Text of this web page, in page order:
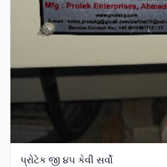
પ્રોટેક જી ૪૫ કેવી સર્વો